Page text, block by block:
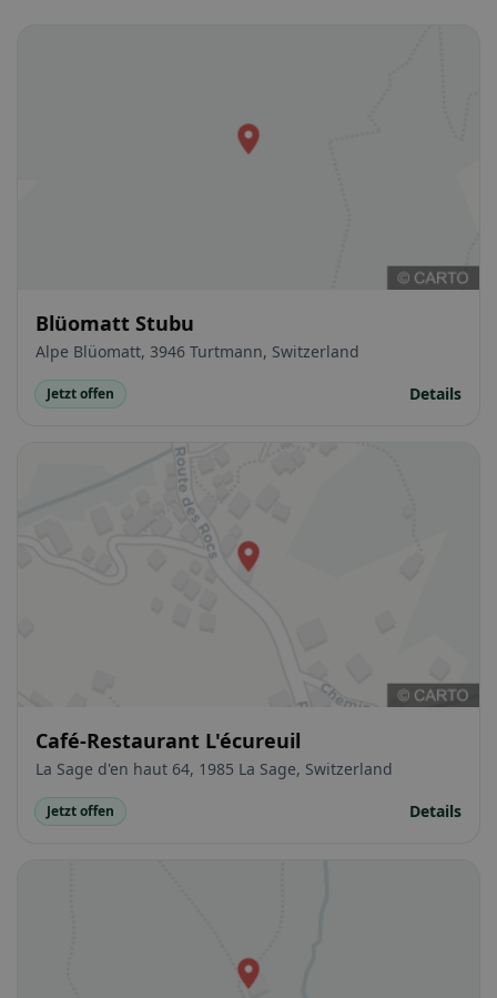
Blüomatt Stubu
Alpe Blüomatt, 3946 Turtmann, Switzerland
Jetzt offen Details
Café-Restaurant L'écureuil
La Sage d'en haut 64, 1985 La Sage, Switzerland
Jetzt offen Details